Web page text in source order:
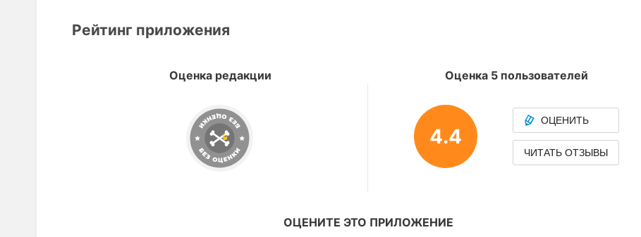
Рейтинг приложения
Оценка редакции Оценка 5 пользователей
4.4
ОЦЕНИТЬ
ЧИТАТЬ ОТЗЫВЫ
ОЦЕНИТЕ ЭТО ПРИЛОЖЕНИЕ